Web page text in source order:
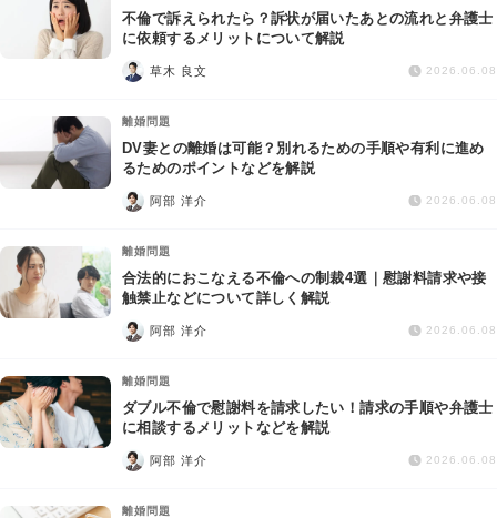
不倫で訴えられたら？訴状が届いたあとの流れと弁護士
に依頼するメリットについて解説
草木 良文 2026.06.08
離婚問題
DV妻との離婚は可能？別れるための手順や有利に進め
るためのポイントなどを解説
阿部 洋介 2026.06.08
離婚問題
合法的におこなえる不倫への制裁4選｜慰謝料請求や接
触禁止などについて詳しく解説
阿部 洋介 2026.06.08
離婚問題
ダブル不倫で慰謝料を請求したい！請求の手順や弁護士
に相談するメリットなどを解説
阿部 洋介 2026.06.08
離婚問題